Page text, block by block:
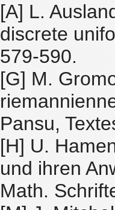
[A] L.
discrete
579-590.
[G] M.
Pansu,
[H] U.
und ihren
Math.